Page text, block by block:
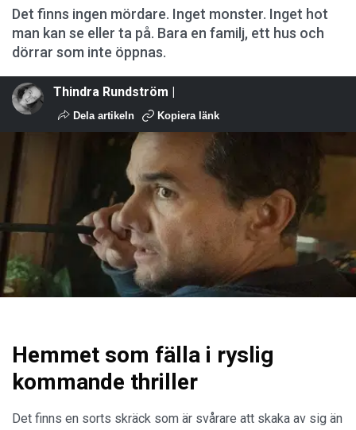
Det finns ingen mördare. Inget monster. Inget hot
man kan se eller ta på. Bara en familj, ett hus och
dörrar som inte öppnas.
Thindra Rundström |
Dela artikeln Kopiera länk
Hemmet som fälla i ryslig
kommande thriller
Det finns en sorts skräck som är svårare att skaka av sig än